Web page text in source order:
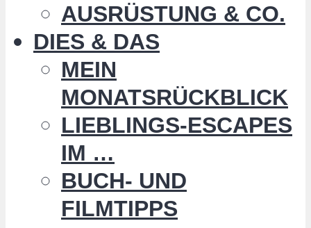
AUSRÜSTUNG & CO.
DIES & DAS
MEIN
MONATSRÜCKBLICK
LIEBLINGS-ESCAPES
IM …
BUCH- UND
FILMTIPPS